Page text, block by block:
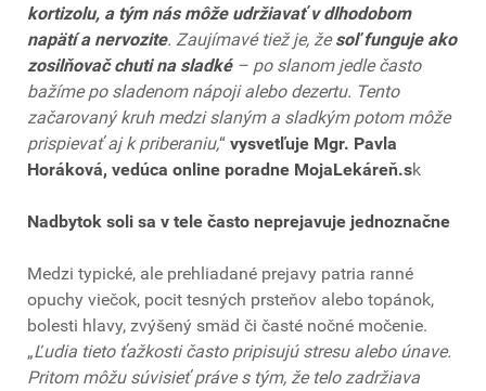
kortizolu, a tým nás môže udržiavať v dlhodobom
napätí a nervozite. Zaujímavé tiež je, žesoľ funguje ako
zosilňovač chuti na sladké– po slanom jedle často
bažíme po sladenom nápoji alebo dezertu. Tento
začarovaný kruh medzi slaným a sladkým potom môže
prispievať aj k priberaniu,“ vysvetľuje Mgr. Pavla
Horáková, vedúca online poradne MojaLekáreň.sk
Nadbytok soli sa v tele často neprejavuje jednoznačne
Medzi typické, ale prehliadané prejavy patria ranné
opuchy viečok, pocit tesných prsteňov alebo topánok,
bolesti hlavy, zvýšený smäd či časté nočné močenie.
„Ľudia tieto ťažkosti často pripisujú stresu alebo únave.
Pritom môžu súvisieť práve s tým, že telo zadržiava